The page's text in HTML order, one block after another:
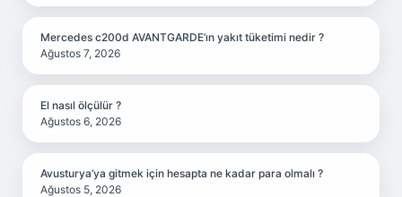
Mercedes c200d AVANTGARDE’ın yakıt tüketimi nedir ?
Ağustos 7, 2026
El nasıl ölçülür ?
Ağustos 6, 2026
Avusturya’ya gitmek için hesapta ne kadar para olmalı ?
Ağustos 5, 2026